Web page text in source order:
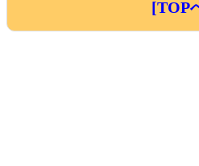
[TOP